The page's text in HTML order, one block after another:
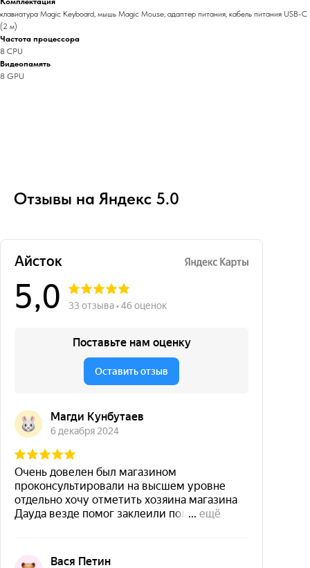
клавиатура Magic Keyboard, мышь Magic Mouse, адаптер питания, кабель питания USB-C
(2 м)
Частота процессора
8 CPU
Видеопамять
8 GPU
Отзывы на Яндекс 5.0